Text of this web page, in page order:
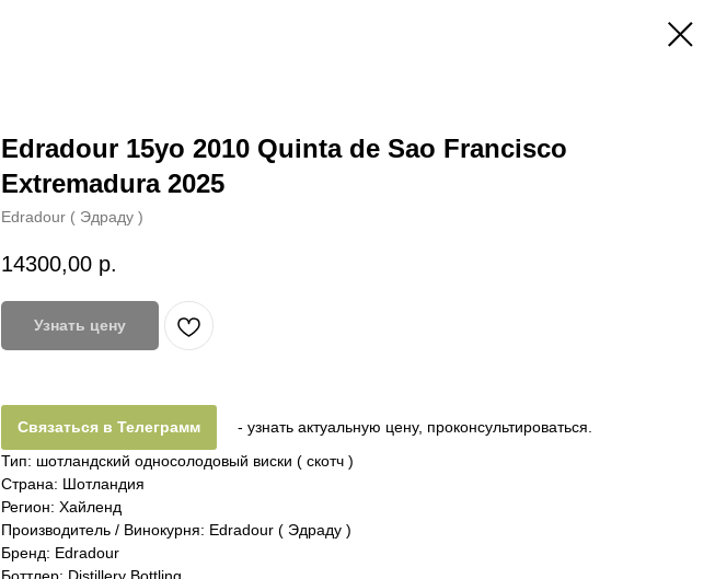
Edradour 15yo 2010 Quinta de Sao Francisco
Extremadura 2025
Edradour ( Эдраду )
14300,00 р.
Узнать цену
Связаться в Телеграмм
- узнать актуальную цену, проконсультироваться.
Тип: шотландский односолодовый виски ( скотч )
Страна: Шотландия
Регион: Хайленд
Производитель / Винокурня: Edradour ( Эдраду )
Бренд: Edradour